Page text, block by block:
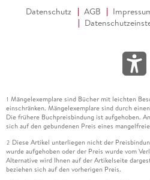
Datenschutz AGB
1 Mängelexemplare sind Bücher mit leichten
einschränken. Mängelexemplare sind durch
Die frühere Buchpreisbindung ist aufgehoben.
sich auf den gebundenen Preis eines
2 Diese Artikel unterliegen nicht der
wurde aufgehoben oder der Preis wurde vom
Alternative wird Ihnen auf der Artikelseite
beziehen sich auf den vorherigen Preis.